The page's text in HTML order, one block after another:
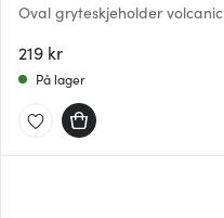
Oval gryteskjeholder volcanic
219 kr
På lager